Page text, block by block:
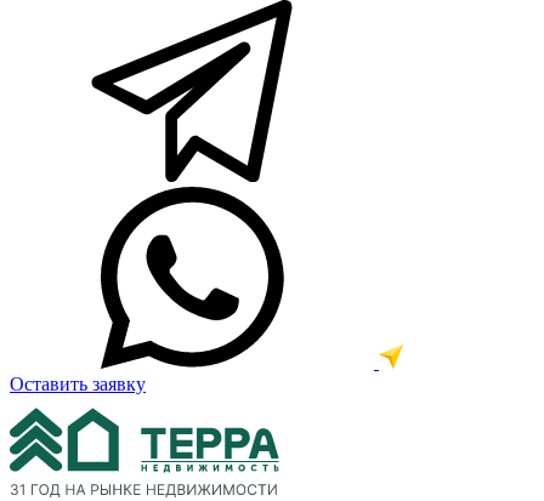
Оставить заявку